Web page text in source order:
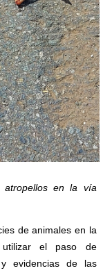
atropellos en la vía
de animales en la
utilizar el paso de
evidencias de las